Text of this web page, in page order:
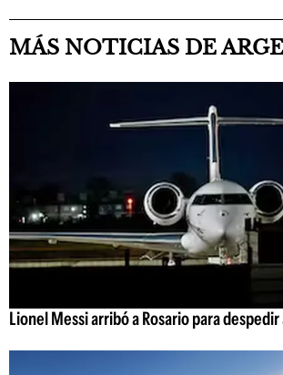
MÁS NOTICIAS DE
Lionel Messi arribó a Rosario para despedir